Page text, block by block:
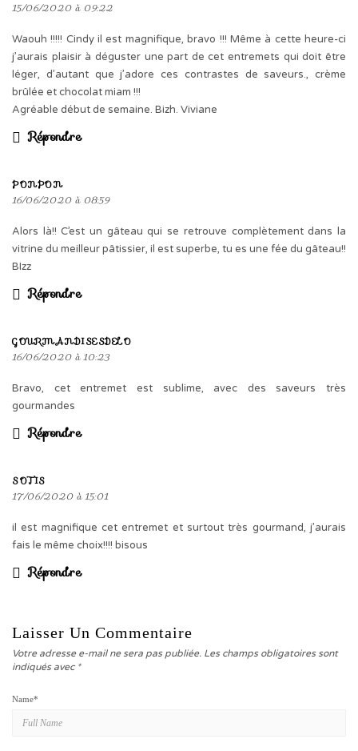
15/06/2020 à 09:22
Waouh !!!!! Cindy il est magnifique, bravo !!! Même à cette heure-ci
j’aurais plaisir à déguster une part de cet entremets qui doit être
léger, d’autant que j’adore ces contrastes de saveurs., crème
brûlée et chocolat miam !!!
Agréable début de semaine. Bizh. Viviane
Répondre
PONPON
16/06/2020 à 08:59
Alors là!! C’est un gâteau qui se retrouve complètement dans la
vitrine du meilleur pâtissier, il est superbe, tu es une fée du gâteau!!
BIzz
Répondre
GOURMANDISESDELO
16/06/2020 à 10:23
Bravo, cet entremet est sublime, avec des saveurs très
gourmandes
Répondre
SOTIS
17/06/2020 à 15:01
il est magnifique cet entremet et surtout très gourmand, j’aurais
fais le même choix!!!! bisous
Répondre
Laisser Un Commentaire
Votre adresse e-mail ne sera pas publiée. Les champs obligatoires sont
indiqués avec *
Name*